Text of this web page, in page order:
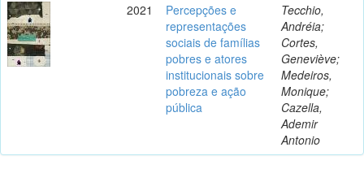
2021
Percepções e
representações
sociais de famílias
pobres e atores
institucionais sobre
pobreza e ação
pública
Tecchio,
Andréia;
Cortes,
Geneviève;
Medeiros,
Monique;
Cazella,
Ademir
Antonio